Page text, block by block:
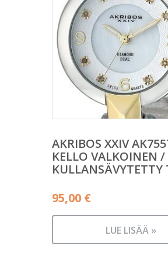
AKRIBOS XXIV
KELLO VALKOINEN /
KULLANSÄVYTETTY
95,00 €
LUE LISÄÄ »